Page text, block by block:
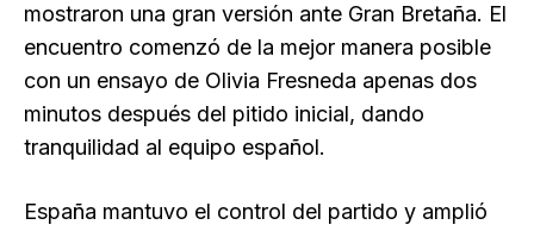
mostraron una gran versión ante Gran Bretaña. El
encuentro comenzó de la mejor manera posible
con un ensayo de Olivia Fresneda apenas dos
minutos después del pitido inicial, dando
tranquilidad al equipo español.
España mantuvo el control del partido y amplió